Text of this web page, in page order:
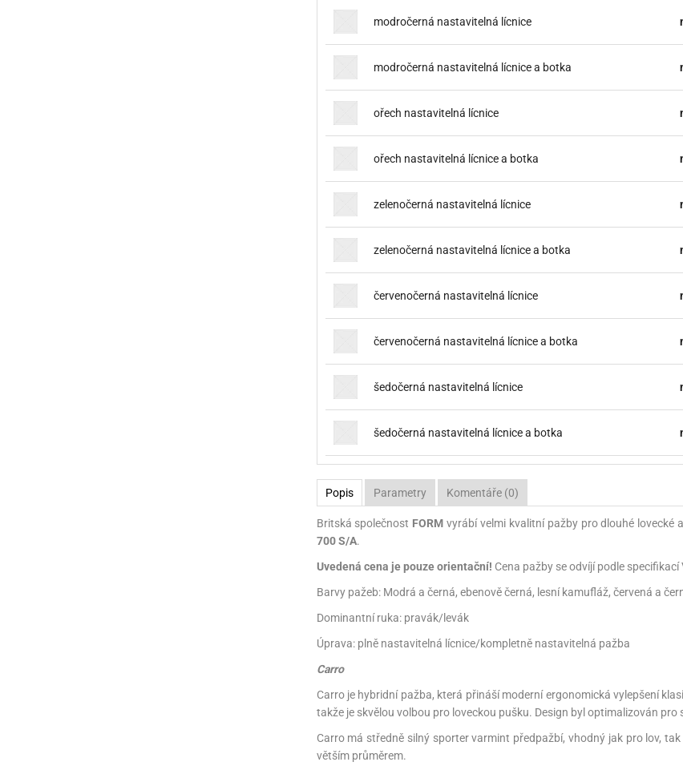
modročerná nastavitelná lícnice
modročerná nastavitelná lícnice a botka
ořech nastavitelná lícnice
ořech nastavitelná lícnice a botka
zelenočerná nastavitelná lícnice
zelenočerná nastavitelná lícnice a botka
červenočerná nastavitelná lícnice
červenočerná nastavitelná lícnice a botka
šedočerná nastavitelná lícnice
šedočerná nastavitelná lícnice a botka
Popis Parametry Komentáře (0)
Britská společnost FORM vyrábí velmi kvalitní pažby pro dlouhé lovecké
700 S/A.
Uvedená cena je pouze orientační! Cena pažby se odvíjí podle
Barvy pažeb: Modrá a černá, ebenově černá, lesní kamufláž, červená a
Dominantní ruka: pravák/levák
Úprava: plně nastavitelná lícnice/kompletně nastavitelná pažba
Carro
Carro je hybridní pažba, která přináší moderní ergonomická vylepšení
takže je skvělou volbou pro loveckou pušku. Design byl optimalizován pro
Carro má středně silný sporter varmint předpažbí, vhodný jak pro lov,
větším průměrem.